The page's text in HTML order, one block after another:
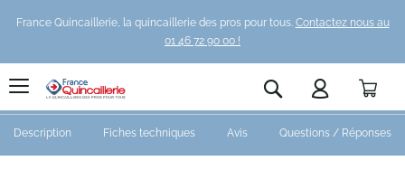
France Quincaillerie, la quincaillerie des pros pour tous. Contactez nous au
01 46 72 90 00 !
Rechercher
Description Fiches techniques Avis Questions / Réponses